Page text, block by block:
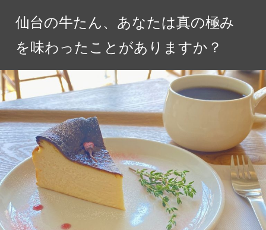
ツ
へ
ス
キ
ッ
プ
仙台の牛たん、あなたは真の極み
を味わったことがありますか？